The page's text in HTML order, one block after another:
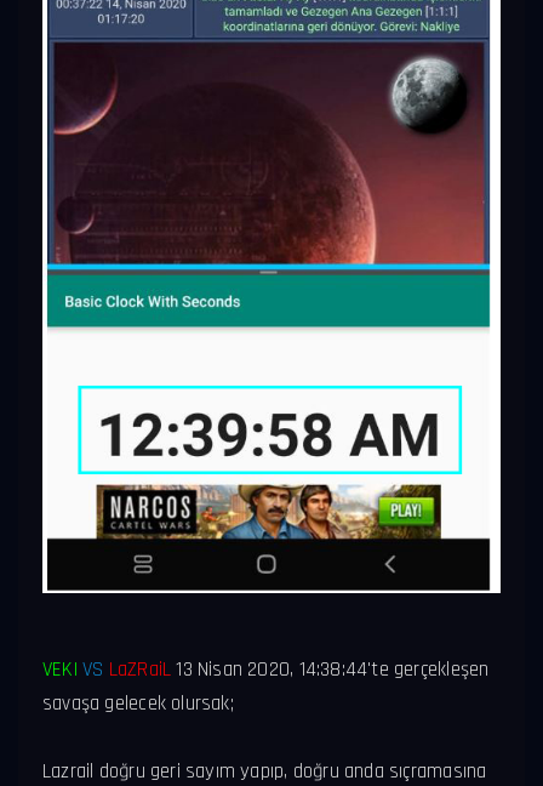
VEKI VS LaZRaiL13 Nisan 2020, 14:38:44'te gerçekleşen
savaşa gelecek olursak;
Lazrail doğru geri sayım yapıp, doğru anda sıçramasına